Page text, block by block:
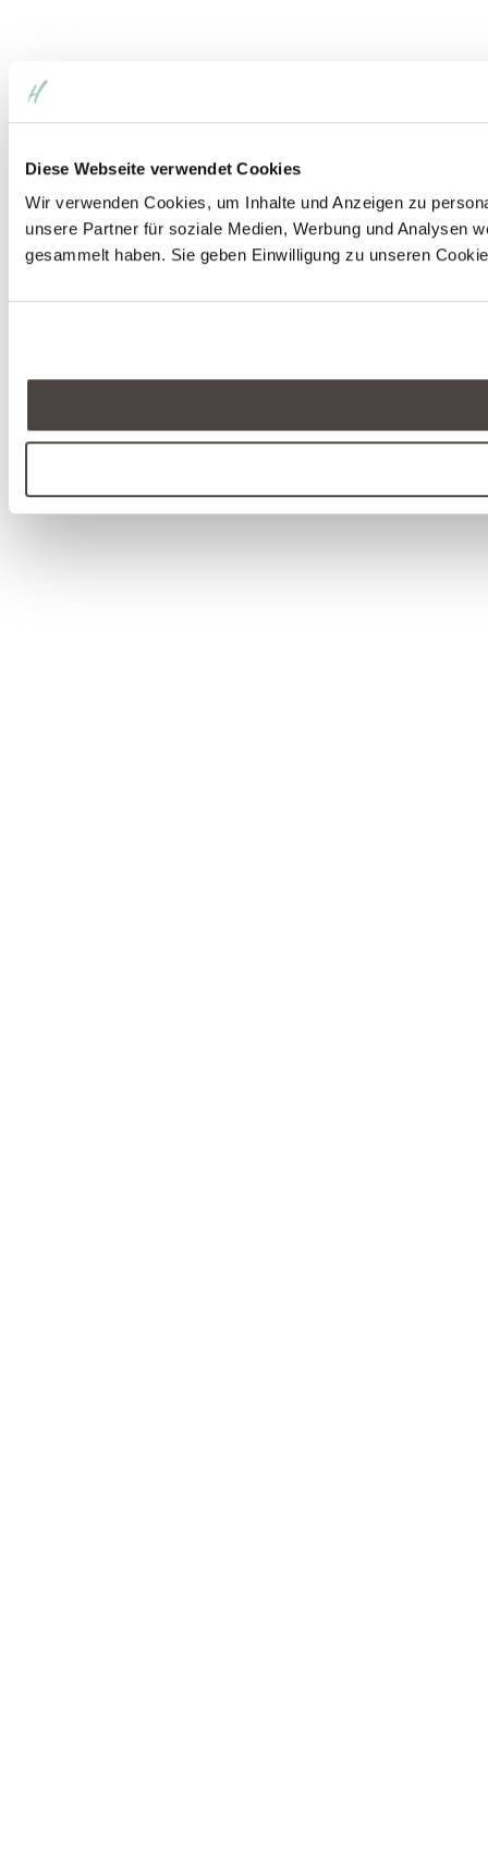
Diese Webseite verwendet Cookies
Wir verwenden Cookies, um Inhalte und Anzeigen zu
unsere Partner für soziale Medien, Werbung und Analysen
gesammelt haben. Sie geben Einwilligung zu unseren